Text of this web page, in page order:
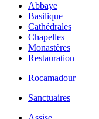
Abbaye
Basilique
Cathédrales
Chapelles
Monastères
Restauration
Rocamadour
Sanctuaires